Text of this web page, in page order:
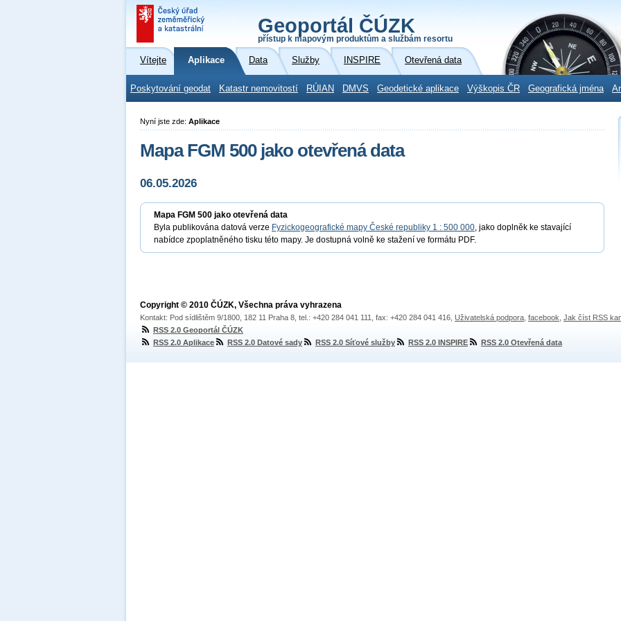
Geoportál ČÚZK
přístup k mapovým produktům a službám resortu
Vítejte Aplikace Data Služby INSPIRE Otevřená data
Poskytování geodat Katastr nemovitostí RÚIAN DMVS Geodetické aplikace Výškopis ČR Geografická jména
Nyní jste zde: Aplikace
Mapa FGM 500 jako otevřená data
06.05.2026
Mapa FGM 500 jako otevřená data
Byla publikována datová verze Fyzickogeografické mapy České republiky 1 : 500 000, jako doplněk ke stavající
nabídce zpoplatněného tisku této mapy. Je dostupná volně ke stažení ve formátu PDF.
Copyright © 2010 ČÚZK, Všechna práva vyhrazena
Kontakt: Pod sídlištěm 9/1800, 182 11 Praha 8, tel.: +420 284 041 111, fax: +420 284 041 416, Uživatelská podpora facebook Jak číst RSS
RSS 2.0 Geoportál ČÚZK
RSS 2.0 Aplikace
RSS 2.0 Datové sady RSS 2.0 Síťové služby RSS 2.0 INSPIRE RSS 2.0 Otevřená data